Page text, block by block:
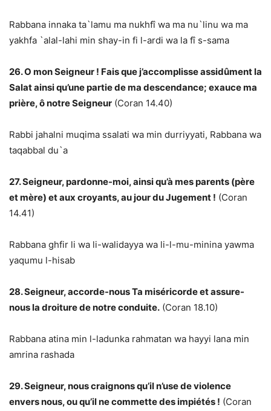
Rabbana innaka ta`lamu ma nukhfî wa ma nu`linu wa ma
yakhfa `alal-lahi min shay-in fi l-ardi wa la fî s-sama
26. O mon Seigneur ! Fais que j’accomplisse assidûment la
Salat ainsi qu’une partie de ma descendance; exauce ma
prière, ô notre Seigneur (Coran 14.40)
Rabbi jahalni muqima ssalati wa min durriyyati, Rabbana wa
taqabbal du`a
27. Seigneur, pardonne-moi, ainsi qu’à mes parents (père
et mère) et aux croyants, au jour du Jugement ! (Coran
14.41)
Rabbana ghfir li wa li-walidayya wa li-l-mu-minina yawma
yaqumu l-hisab
28. Seigneur, accorde-nous Ta miséricorde et assure-
nous la droiture de notre conduite. (Coran 18.10)
Rabbana atina min l-ladunka rahmatan wa hayyi lana min
amrina rashada
29. Seigneur, nous craignons qu’il n’use de violence
envers nous, ou qu’il ne commette des impiétés ! (Coran